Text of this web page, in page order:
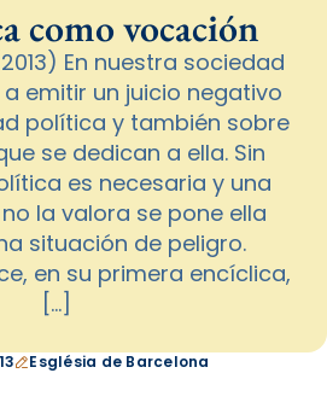
como vocación
En nuestra sociedad
emitir un juicio negativo
política y también sobre
se dedican a ella. Sin
es necesaria y una
la valora se pone ella
situación de peligro.
en su primera encíclica,
[…]
Església de Barcelona